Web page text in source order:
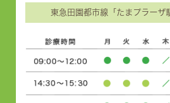
東急田園都市線「たまプラーザ